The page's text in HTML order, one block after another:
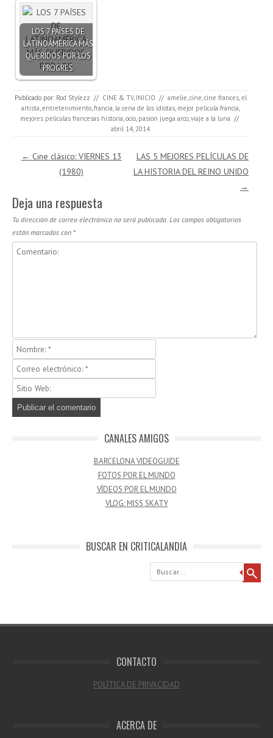
LOS 7 PAÍSES DE
LATINOAMÉRICA MÁS
QUERIDOS POR LOS
PROGRES
Publicado por: Rod Stylezz // CINE & TV, INICIO // amelie,cine,cine frances,el
artista,entretenimiento,francia, la cena de los idiotas, mejor pelicula francia,
mejores peliculas francesas historia,ocio, pasion juega arco,viaje a la luna //
abril 14, 2014
Navegación de entradas
← Cine clásico: VIERNES 13
(1980)
LAS 5 MEJORES PELÍCULAS DE
LA HISTORIA DEL REINO UNIDO
→
Deja una respuesta
Tu dirección de correo electrónico no será publicada. Los campos obligatorios
están marcados con *
CANALES AMIGOS
BARCELONA VIDEOGUIDE
FOTOS POR EL MUNDO
VÍDEOS POR EL MUNDO
VLOG: MISS SKATY
BUSCAR EN CRITICALANDIA
Buscar
CONTACTO
POLÍTICA DE PRIVACIDAD
ACERCA DE